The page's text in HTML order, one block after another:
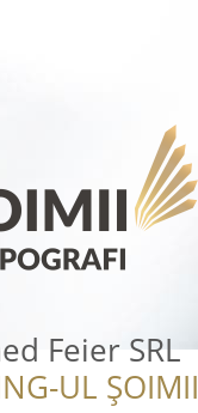
Feier SRL
UL ȘOIMII